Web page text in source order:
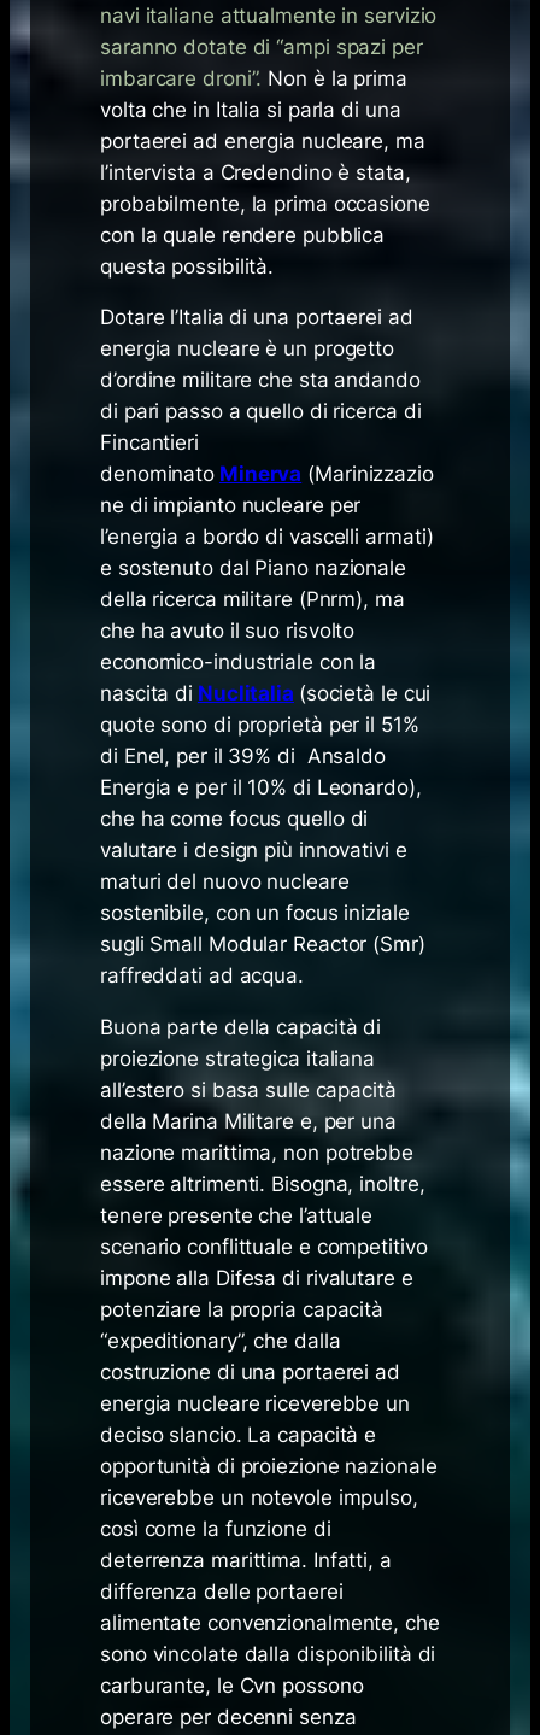
navi italiane attualmente in servizio
saranno dotate di “ampi spazi per
imbarcare droni”. Non è la prima
volta che in Italia si parla di una
portaerei ad energia nucleare, ma
l’intervista a Credendino è stata,
probabilmente, la prima occasione
con la quale rendere pubblica
questa possibilità.
Dotare l’Italia di una portaerei ad
energia nucleare è un progetto
d’ordine militare che sta andando
di pari passo a quello di ricerca di
Fincantieri
denominato Minerva (Marinizzazio
ne di impianto nucleare per
l’energia a bordo di vascelli armati)
e sostenuto dal Piano nazionale
della ricerca militare (Pnrm), ma
che ha avuto il suo risvolto
economico-industriale con la
nascita di Nuclitalia (società le cui
quote sono di proprietà per il 51%
di Enel, per il 39% di Ansaldo
Energia e per il 10% di Leonardo),
che ha come focus quello di
valutare i design più innovativi e
maturi del nuovo nucleare
sostenibile, con un focus iniziale
sugli Small Modular Reactor (Smr)
raffreddati ad acqua.
Buona parte della capacità di
proiezione strategica italiana
all’estero si basa sulle capacità
della Marina Militare e, per una
nazione marittima, non potrebbe
essere altrimenti. Bisogna, inoltre,
tenere presente che l’attuale
scenario conflittuale e competitivo
impone alla Difesa di rivalutare e
potenziare la propria capacità
“expeditionary”, che dalla
costruzione di una portaerei ad
energia nucleare riceverebbe un
deciso slancio. La capacità e
opportunità di proiezione nazionale
riceverebbe un notevole impulso,
così come la funzione di
deterrenza marittima. Infatti, a
differenza delle portaerei
alimentate convenzionalmente, che
sono vincolate dalla disponibilità di
carburante, le Cvn possono
operare per decenni senza